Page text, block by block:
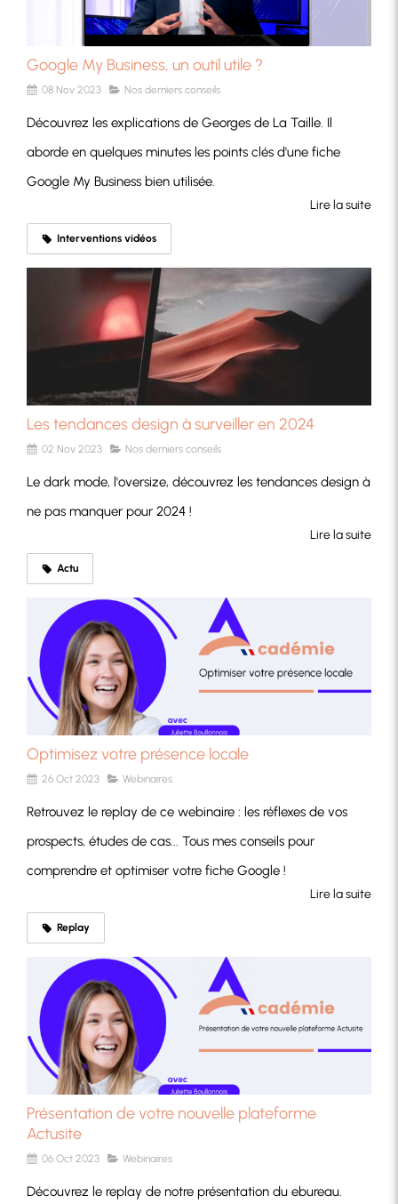
Google My Business, un outil utile ?
08 Nov 2023 Nos derniers conseils
Découvrez les explications de Georges de La Taille. Il
aborde en quelques minutes les points clés d'une fiche
Google My Business bien utilisée.
Lire la suite
Interventions vidéos
Les tendances design à surveiller en 2024
02 Nov 2023 Nos derniers conseils
Le dark mode, l'oversize, découvrez les tendances design à
ne pas manquer pour 2024 !
Lire la suite
Actu
Optimisez votre présence locale
26 Oct 2023 Webinaires
Retrouvez le replay de ce webinaire : les réflexes de vos
prospects, études de cas... Tous mes conseils pour
comprendre et optimiser votre fiche Google !
Lire la suite
Replay
Présentation de votre nouvelle plateforme
Actusite
06 Oct 2023 Webinaires
Découvrez le replay de notre présentation du ebureau.